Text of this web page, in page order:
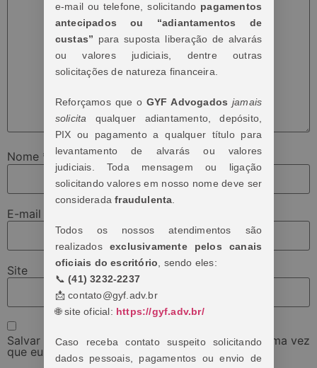
Nome *
E-mail
Site
Salvar meus dados neste navegador para a próxima vez
que eu comentar.
e-mail ou telefone, solicitando pagamentos
antecipados ou “adiantamentos de
custas” para suposta liberação de alvarás
ou valores judiciais, dentre outras
solicitações de natureza financeira.
Reforçamos que o GYF Advogadosjamais
solicita qualquer adiantamento, depósito,
PIX ou pagamento a qualquer título para
levantamento de alvarás ou valores
judiciais. Toda mensagem ou ligação
solicitando valores em nosso nome deve ser
consideradafraudulenta.
Todos os nossos atendimentos são
realizados exclusivamente pelos canais
oficiais do escritório, sendo eles:
📞(41) 3232-2237
📩 contato@gyf.adv.br
🌐 site oficial: https://gyf.adv.br/
Caso receba contato suspeito solicitando
dados pessoais, pagamentos ou envio de